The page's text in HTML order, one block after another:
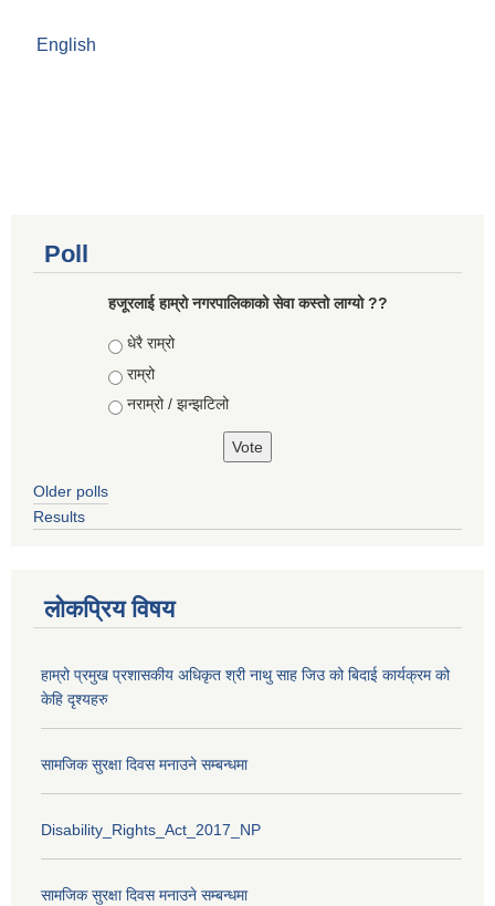
English
Poll
हजूरलाई हाम्रो नगरपालिकाको सेवा कस्तो लाग्यो ??
Choices
धेरै राम्रो
राम्रो
नराम्रो / झन्झटिलो
Older polls
Results
लोकप्रिय विषय
हाम्रो प्रमुख प्रशासकीय अधिकृत श्री नाथु साह जिउ को बिदाई कार्यक्रम को
केहि दृश्यहरु
सामजिक सुरक्षा दिवस मनाउने सम्बन्धमा
Disability_Rights_Act_2017_NP
सामजिक सुरक्षा दिवस मनाउने सम्बन्धमा